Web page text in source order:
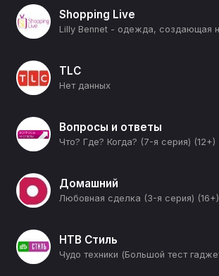
Shopping Live
TLC
Нет данных
Вопросы и ответы
Что? Где? Когда? (7-я серия) (12+)
Домашний
Любовная сделка (3-я серия) (16+)
НТВ Стиль